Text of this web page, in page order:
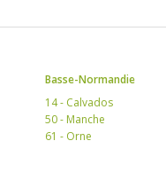
Basse-Normandie
14 - Calvados
50 - Manche
61 - Orne